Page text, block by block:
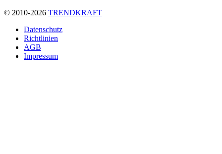
© 2010-2026 TRENDKRAFT
FußzeileDatenschutz
Richtlinien
AGB
Impressum